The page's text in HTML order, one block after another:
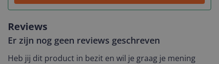
Reviews
Er zijn nog geen reviews geschreven
Heb jij dit product in bezit en wil je graag je mening